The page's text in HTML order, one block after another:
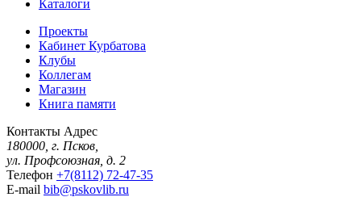
Каталоги
Проекты
Кабинет Курбатова
Клубы
Коллегам
Магазин
Книга памяти
Контакты Адрес
180000, г. Псков,
ул. Профсоюзная, д. 2
Телефон +7(8112) 72-47-35
E-mail bib@pskovlib.ru